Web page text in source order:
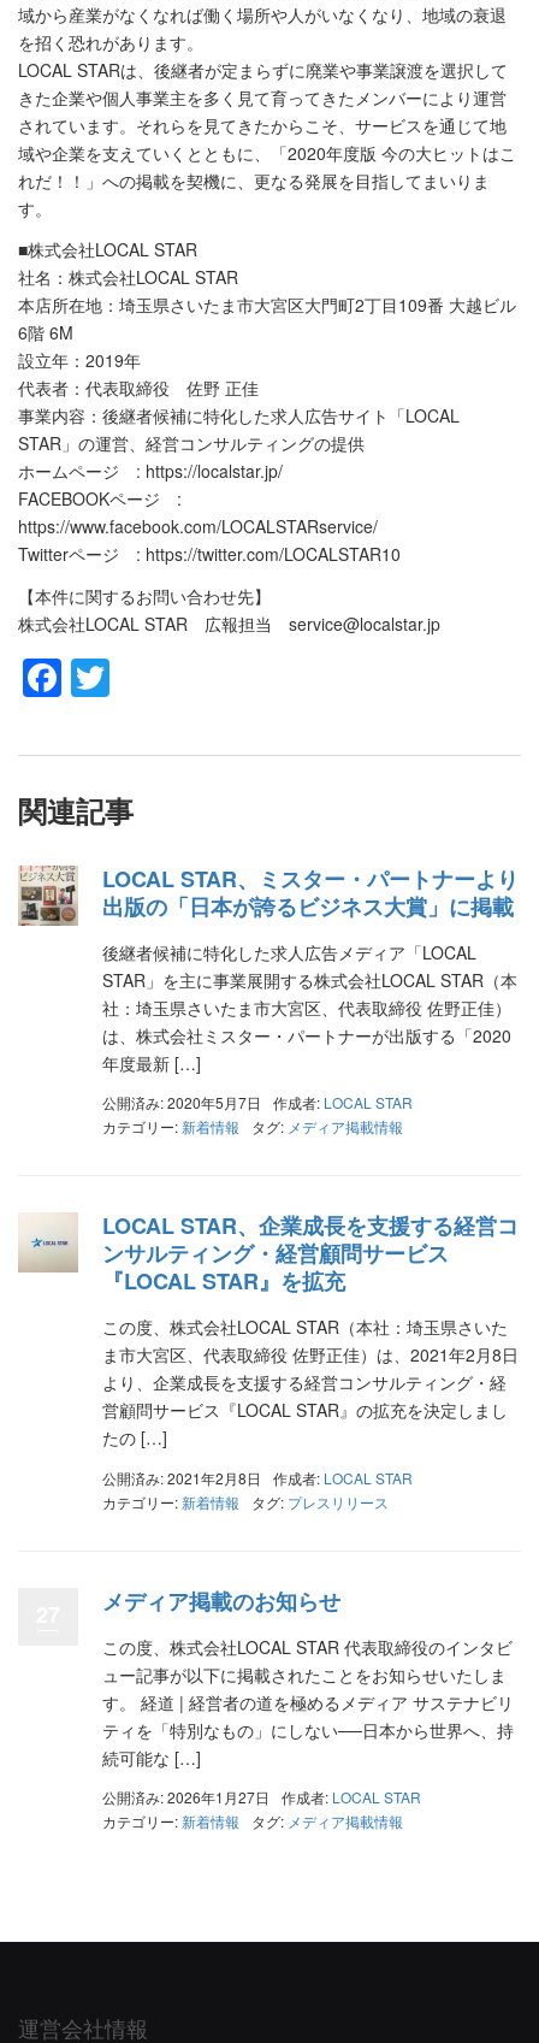
域から産業がなくなれば働く場所や⼈がいなくなり、地域の衰退
を招く恐れがあります。
LOCAL STARは、後継者が定まらずに廃業や事業譲渡を選択して
きた企業や個人事業主を多く見て育ってきたメンバーにより運営
されています。それらを見てきたからこそ、サービスを通じて地
域や企業を支えていくとともに、「2020年度版 今の大ヒットはこ
れだ！！」への掲載を契機に、更なる発展を目指してまいりま
す。
■株式会社LOCAL STAR
社名：株式会社LOCAL STAR
本店所在地：埼玉県さいたま市大宮区大門町2丁目109番 大越ビル
6階 6M
設立年：2019年
代表者：代表取締役 佐野 正佳
事業内容：後継者候補に特化した求人広告サイト「LOCAL
STAR」の運営、経営コンサルティングの提供
ホームページ : https://localstar.jp/
FACEBOOKページ :
https://www.facebook.com/LOCALSTARservice/
Twitterページ : https://twitter.com/LOCALSTAR10
【本件に関するお問い合わせ先】
株式会社LOCAL STAR 広報担当 service@localstar.jp
Facebook
関連記事
LOCAL STAR、ミスター・パートナーより
出版の「日本が誇るビジネス大賞」に掲載
後継者候補に特化した求人広告メディア「LOCAL
STAR」を主に事業展開する株式会社LOCAL STAR（本
社：埼玉県さいたま市大宮区、代表取締役 佐野正佳）
は、株式会社ミスター・パートナーが出版する「2020
年度最新 […]
公開済み: 2020年5月7日 作成者: LOCAL STAR
カテゴリー:新着情報 タグ: メディア掲載情報
LOCAL STAR、企業成長を支援する経営コ
ンサルティング・経営顧問サービス
『LOCAL STAR』を拡充
この度、株式会社LOCAL STAR（本社：埼玉県さいた
ま市大宮区、代表取締役 佐野正佳）は、2021年2月8日
より、企業成長を支援する経営コンサルティング・経
営顧問サービス『LOCAL STAR』の拡充を決定しまし
たの […]
公開済み: 2021年2月8日 作成者: LOCAL STAR
カテゴリー:新着情報 タグ: プレスリリース
メディア掲載のお知らせ
この度、株式会社LOCAL STAR 代表取締役のインタビ
ュー記事が以下に掲載されたことをお知らせいたしま
す。 経道 | 経営者の道を極めるメディア サステナビリ
ティを「特別なもの」にしない──日本から世界へ、持
続可能な […]
公開済み: 2026年1月27日 作成者: LOCAL STAR
カテゴリー:新着情報 タグ: メディア掲載情報
運営会社情報